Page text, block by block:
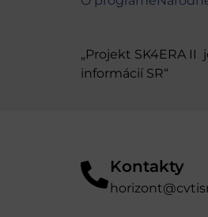
„Projekt SK4ERA
informácií SR“
Kontakty